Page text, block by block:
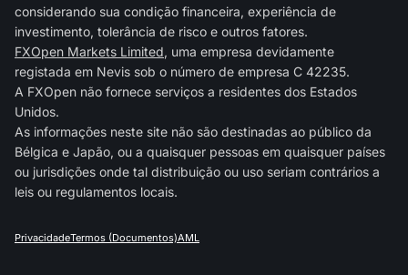
considerando sua condição financeira, experiência de
investimento, tolerância de risco e outros fatores.
FXOpen Markets Limited, uma empresa devidamente
registada em Nevis sob o número de empresa C 42235.
A FXOpen não fornece serviços a residentes dos Estados
Unidos.
As informações neste site não são destinadas ao público da
Bélgica e Japão, ou a quaisquer pessoas em quaisquer países
ou jurisdições onde tal distribuição ou uso seriam contrários a
leis ou regulamentos locais.
PrivacidadeTermos (Documentos)AML